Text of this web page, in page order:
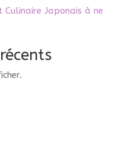
Japonais à ne